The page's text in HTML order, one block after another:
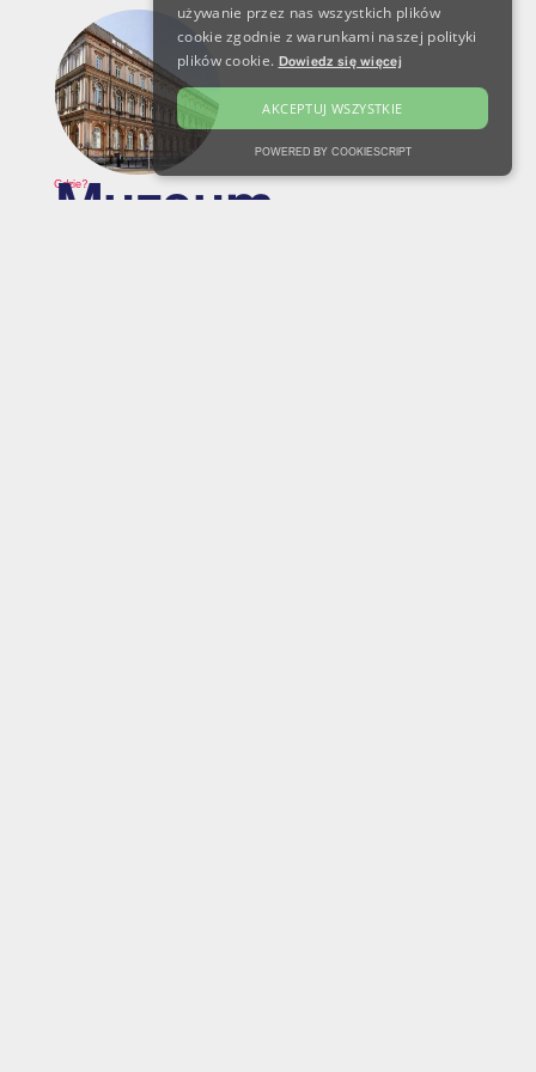
Gdzie?
Muzeum
używanie przez nas wszystkich plików
cookie zgodnie z warunkami naszej polityki
plików cookie. Dowiedz się więcej
AKCEPTUJ WSZYSTKIE
POWERED BY COOKIESCRIPT